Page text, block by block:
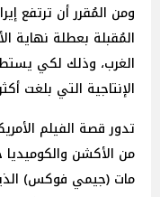
المُقبلة بعطلة نهاية
الغرب، وذلك لكي
الإنتاجية التي بلغت أكثر من 70 مليون دولاراً
من الأكشن والكوميديا
مات (جيمي فوكس)